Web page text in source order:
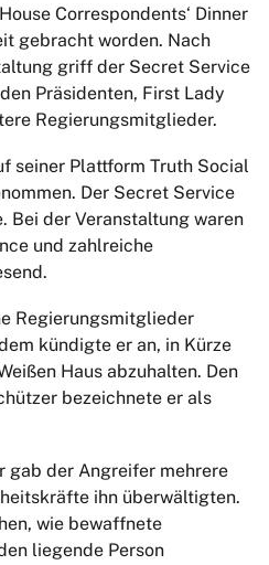
Correspondents‘ Dinner
gebracht worden. Nach
griff der Secret Service
Präsidenten, First Lady
Regierungsmitglieder.
seiner Plattform Truth Social
Der Secret Service
Bei der Veranstaltung waren
und zahlreiche
Regierungsmitglieder
kündigte er an, in Kürze
Haus abzuhalten. Den
bezeichnete er als
gab der Angreifer mehrere
ihn überwältigten.
wie bewaffnete
liegende Person